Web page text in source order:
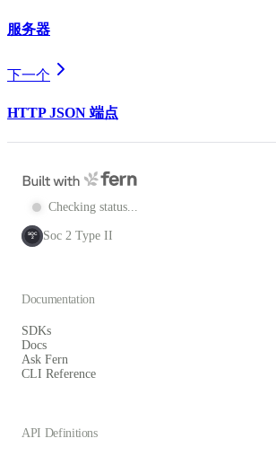
服务器
下一个
HTTP JSON 端点
Checking status...
SOC
2 Soc 2 Type II
Documentation
SDKs
Docs
Ask Fern
CLI Reference
API Definitions